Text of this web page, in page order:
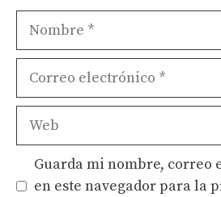
Nombre
Correo
Web
Guarda mi nombre, correo
en este navegador para la